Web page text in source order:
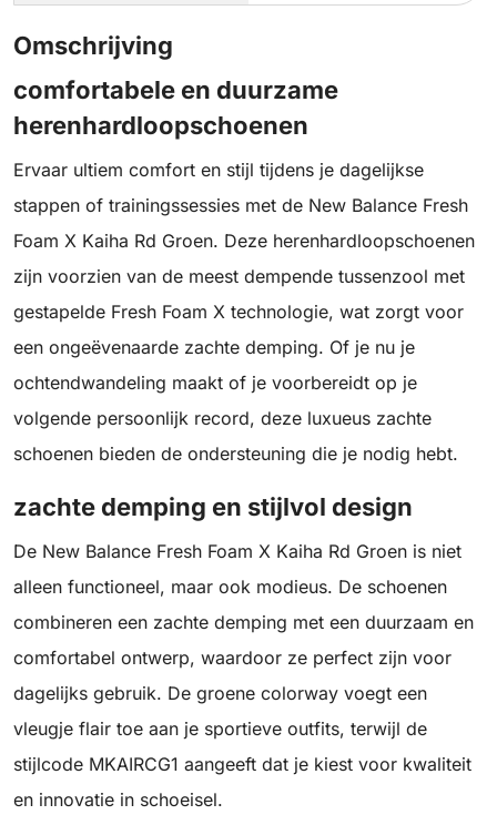
Omschrijving
comfortabele en duurzame
herenhardloopschoenen
Ervaar ultiem comfort en stijl tijdens je dagelijkse
stappen of trainingssessies met de New Balance Fresh
Foam X Kaiha Rd Groen. Deze herenhardloopschoenen
zijn voorzien van de meest dempende tussenzool met
gestapelde Fresh Foam X technologie, wat zorgt voor
een ongeëvenaarde zachte demping. Of je nu je
ochtendwandeling maakt of je voorbereidt op je
volgende persoonlijk record, deze luxueus zachte
schoenen bieden de ondersteuning die je nodig hebt.
zachte demping en stijlvol design
De New Balance Fresh Foam X Kaiha Rd Groen is niet
alleen functioneel, maar ook modieus. De schoenen
combineren een zachte demping met een duurzaam en
comfortabel ontwerp, waardoor ze perfect zijn voor
dagelijks gebruik. De groene colorway voegt een
vleugje flair toe aan je sportieve outfits, terwijl de
stijlcode MKAIRCG1 aangeeft dat je kiest voor kwaliteit
en innovatie in schoeisel.